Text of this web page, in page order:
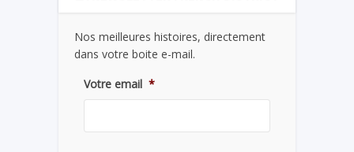
Nos meilleures histoires, directement
dans votre boite e-mail.
Votre email *